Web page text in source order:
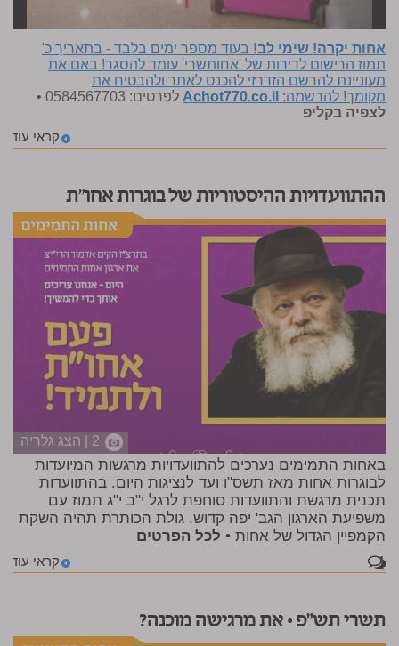
אחות יקרה! שימי לב! בעוד מספר ימים בלבד - בתאריך כ'
תמוז הרישום לדירות של 'אחותשרי' עומד להסגר! באם את
מעוניינת להרשם הזדרזי להכנס לאתר ולהבטיח את
מקומך! להרשמה: Achot770.co.il לפרטים: 0584567703 •
לצפיה בקליפ
קראי עוד
ההתוועדויות ההיסטוריות של בוגרות אחו"ת
2 | הצג גלריה
באחות התמימים נערכים להתוועדויות מרגשות המיועדות
לבוגרות אחות מאז תשס"ו ועד לנציגות היום. בהתוועדות
תכנית מרגשת והתוועדות סוחפת לרגל י"ב י"ג תמוז עם
משפיעת הארגון הגב' יפה קדוש. גולת הכותרת תהיה השקת
הקמפיין הגדול של אחות • לכל הפרטים
קראי עוד 1
תשרי תש"פ • את מרגישה מוכנה?